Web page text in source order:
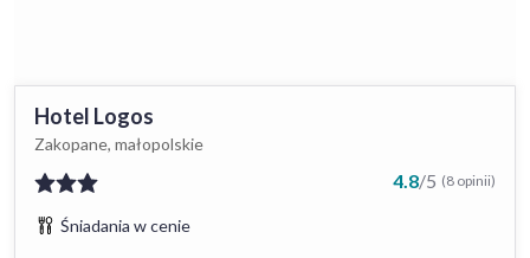
Hotel Logos
Zakopane, małopolskie
4.8/5 (8 opinii)
Śniadania w cenie